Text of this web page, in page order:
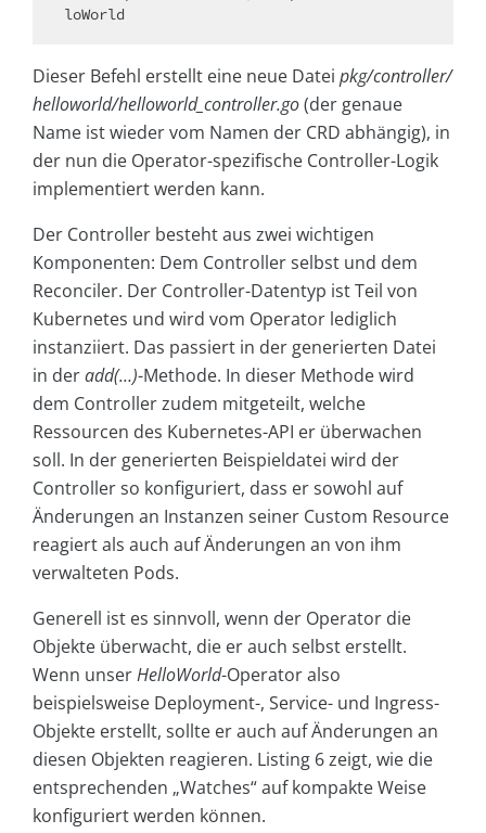
Dieser Befehl erstellt eine neue Datei pkg/controller/
helloworld/helloworld_controller.go(der genaue
Name ist wieder vom Namen der CRD abhängig), in
der nun die Operator-spezifische Controller-Logik
implementiert werden kann.
Der Controller besteht aus zwei wichtigen
Komponenten: Dem Controller selbst und dem
Reconciler. Der Controller-Datentyp ist Teil von
Kubernetes und wird vom Operator lediglich
instanziiert. Das passiert in der generierten Datei
in deradd(…)-Methode. In dieser Methode wird
dem Controller zudem mitgeteilt, welche
Ressourcen des Kubernetes-API er überwachen
soll. In der generierten Beispieldatei wird der
Controller so konfiguriert, dass er sowohl auf
Änderungen an Instanzen seiner Custom Resource
reagiert als auch auf Änderungen an von ihm
verwalteten Pods.
Generell ist es sinnvoll, wenn der Operator die
Objekte überwacht, die er auch selbst erstellt.
Wenn unserHelloWorld-Operator also
beispielsweise Deployment-, Service- und Ingress-
Objekte erstellt, sollte er auch auf Änderungen an
diesen Objekten reagieren. Listing 6 zeigt, wie die
entsprechenden „Watches“ auf kompakte Weise
konfiguriert werden können.